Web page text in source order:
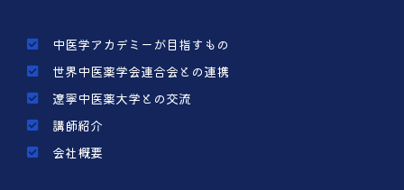
中医学アカデミーが目指すもの
世界中医薬学会連合会との連携
遼寧中医薬大学との交流
講師紹介
会社概要